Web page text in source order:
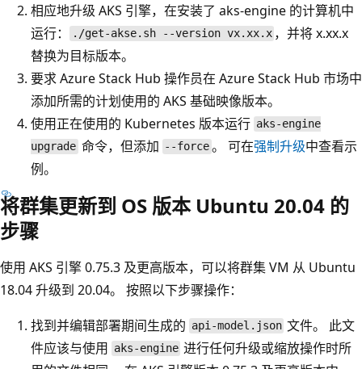
相应地升级 AKS 引擎，在安装了 aks-engine 的计算机中
运行：
./get-akse.sh --version vx.xx.x ，并将 x.xx.x
替换为目标版本。
要求 Azure Stack Hub 操作员在 Azure Stack Hub 市场中
添加所需的计划使用的 AKS 基础映像版本。
使用正在使用的 Kubernetes 版本运行 aks-engine
upgrade 命令，但添加 --force。 可在强制升级中查看示
例。
将群集更新到 OS 版本 Ubuntu 20.04 的
步骤
使用 AKS 引擎 0.75.3 及更高版本，可以将群集 VM 从 Ubuntu
18.04 升级到 20.04。 按照以下步骤操作：
找到并编辑部署期间生成的 api-model.json 文件。 此文
件应该与使用 aks-engine 进行任何升级或缩放操作时所